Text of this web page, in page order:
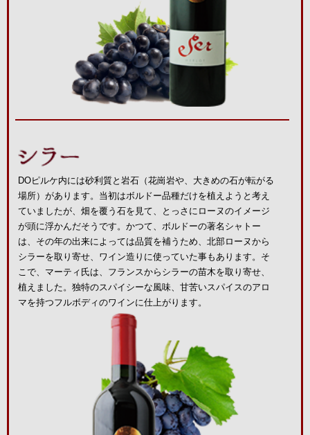
DOピルケ内には砂利質と岩石（花崗岩や、大きめの石が転がる
場所）があります。当初はボルドー品種だけを植えようと考え
ていましたが、畑を覆う石を見て、とっさにローヌのイメージ
が頭に浮かんだそうです。かつて、ボルドーの著名シャトー
は、その年の出来によっては品質を補うため、北部ローヌから
シラーを取り寄せ、ワイン造りに使っていた事もあります。そ
こで、マーティ氏は、フランスからシラーの苗木を取り寄せ、
植えました。独特のスパイシーな風味、甘苦いスパイスのアロ
マを持つフルボディのワインに仕上がります。